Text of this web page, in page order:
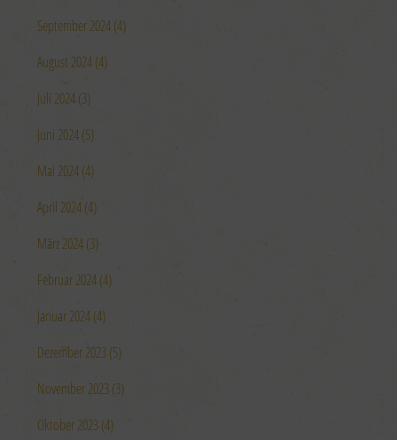
September 2024 (4)
August 2024 (4)
Juli 2024 (3)
Juni 2024 (5)
Mai 2024 (4)
April 2024 (4)
März 2024 (3)
Februar 2024 (4)
Januar 2024 (4)
Dezember 2023 (5)
November 2023 (3)
Oktober 2023 (4)